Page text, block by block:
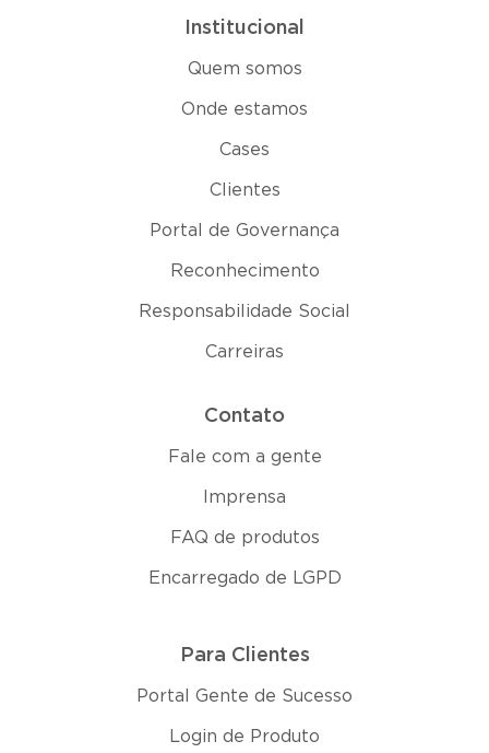
Institucional
Quem somos
Onde estamos
Cases
Clientes
Portal de Governança
Reconhecimento
Responsabilidade Social
Carreiras
Contato
Fale com a gente
Imprensa
FAQ de produtos
Encarregado de LGPD
Para Clientes
Portal Gente de Sucesso
Login de Produto